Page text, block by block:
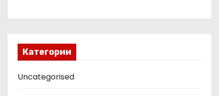
Категории
Uncategorised